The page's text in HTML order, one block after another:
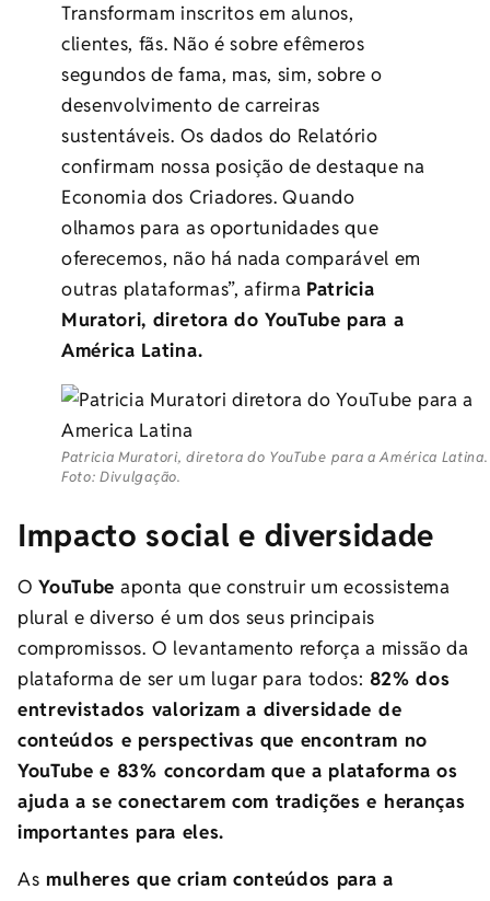
Transformam inscritos em alunos,
clientes, fãs. Não é sobre efêmeros
segundos de fama, mas, sim, sobre o
desenvolvimento de carreiras
sustentáveis. Os dados do Relatório
confirmam nossa posição de destaque na
Economia dos Criadores. Quando
olhamos para as oportunidades que
oferecemos, não há nada comparável em
outras plataformas”, afirma Patricia
Muratori, diretora do YouTube para a
América Latina.
Patricia Muratori, diretora do YouTube para a América Latina.
Foto: Divulgação.
Impacto social e diversidade
OYouTube aponta que construir um ecossistema
plural e diverso é um dos seus principais
compromissos. O levantamento reforça a missão da
plataforma de ser um lugar para todos: 82% dos
entrevistados valorizam a diversidade de
conteúdos e perspectivas que encontram no
YouTube e 83% concordam que a plataforma os
ajuda a se conectarem com tradições e heranças
importantes para eles.
As mulheres que criam conteúdos para a